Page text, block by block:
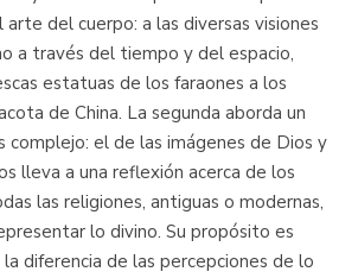
del cuerpo: a las diversas visiones
a través del tiempo y del espacio,
estatuas de los faraones a los
de China. La segunda aborda un
complejo: el de las imágenes de Dios y
lleva a una reflexión acerca de los
las religiones, antiguas o modernas,
lo divino. Su propósito es
diferencia de las percepciones de lo